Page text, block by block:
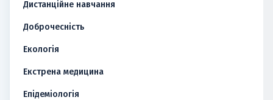
Дистанційне навчання
Доброчесність
Екологія
Екстрена медицина
Епідеміологія